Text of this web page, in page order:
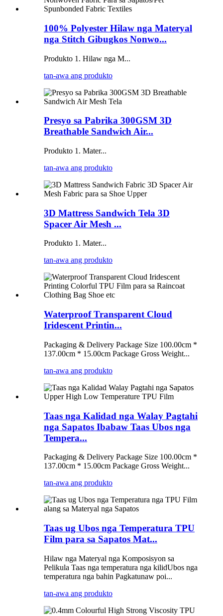
100% Polyester Hilaw nga Materyal
nga Stitch Gibugkos Nonwo...
Produkto 1. Hilaw nga M...
tan-awa ang produkto
Presyo sa Pabrika 300GSM 3D
Breathable Sandwich Air...
Produkto 1. Mater...
tan-awa ang produkto
3D Mattress Sandwich Tela 3D
Spacer Air Mesh ...
Produkto 1. Mater...
tan-awa ang produkto
Waterproof Transparent Cloud
Iridescent Printin...
Packaging & Delivery Package Size 100.00cm *
137.00cm * 15.00cm Package Gross Weight...
tan-awa ang produkto
Taas nga Kalidad nga Walay Pagtahi
nga Sapatos Ibabaw Taas Ubos nga
Tempera...
Packaging & Delivery Package Size 100.00cm *
137.00cm * 15.00cm Package Gross Weight...
tan-awa ang produkto
Taas ug Ubos nga Temperatura TPU
Film para sa Sapatos Mat...
Hilaw nga Materyal nga Komposisyon sa
Pelikula Taas nga temperatura nga kilidUbos nga
temperatura nga bahin Pagkatunaw poi...
tan-awa ang produkto